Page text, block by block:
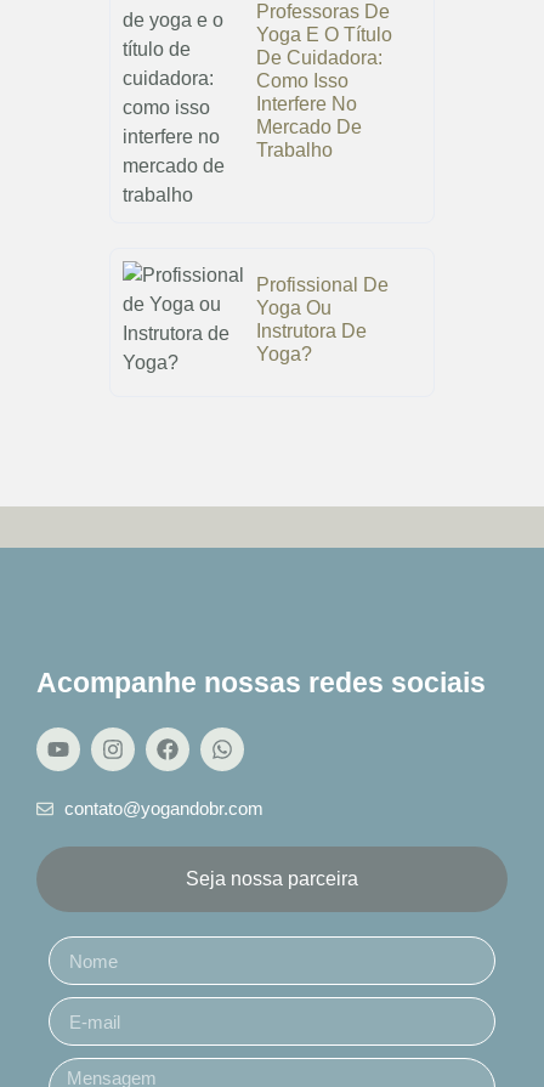
Professoras De
Yoga E O Título
De Cuidadora:
Como Isso
Interfere No
Mercado De
Trabalho
Profissional De
Yoga Ou
Instrutora De
Yoga?
Acompanhe nossas redes sociais
contato@yogandobr.com
Seja nossa parceira